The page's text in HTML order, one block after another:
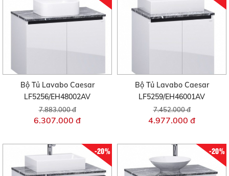
Bộ Tủ Lavabo Caesar
LF5256/EH48002AV
7.883.000 đ
6.307.000 đ
Bộ Tủ Lavabo Caesar
LF5259/EH46001AV
7.452.000 đ
4.977.000 đ
-20% -20%